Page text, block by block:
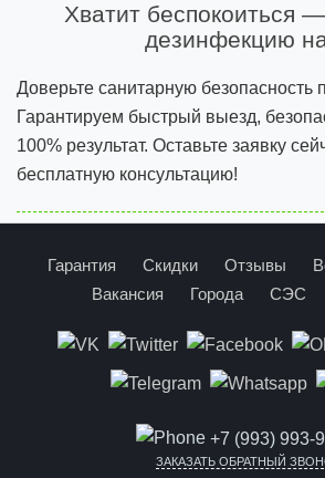
Хватит беспокоиться
дезинфекцию
Доверьте санитарную безопасность
Гарантируем быстрый выезд,
100% результат. Оставьте заявку
бесплатную консультацию!
Гарантия Скидки Отзывы
Вакансия
Города СЭС
+7 (993) 993-
ЗАКАЗАТЬ ОБРАТНЫЙ